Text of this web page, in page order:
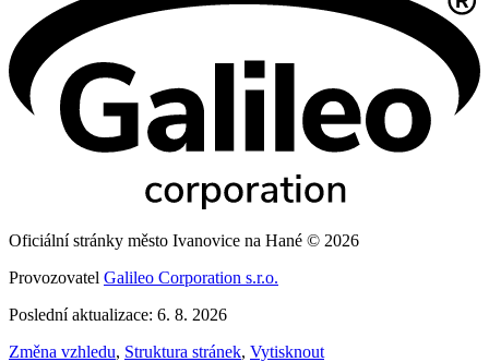
Oficiální stránky město Ivanovice na Hané © 2026
Provozovatel Galileo Corporation s.r.o.
Poslední aktualizace: 6. 8. 2026
Změna vzhledu, Struktura stránek, Vytisknout